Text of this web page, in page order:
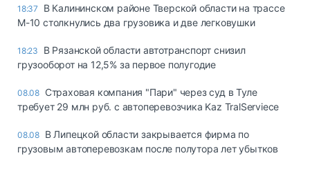
18:37
В Калининском районе Тверской области на трассе
М-10 столкнулись два грузовика и две легковушки
18:23
В Рязанской области автотранспорт снизил
грузооборот на 12,5% за первое полугодие
08.08 Страховая компания "Пари" через суд в Туле
требует 29 млн руб. с автоперевозчика Kaz TralServiece
08.08 В Липецкой области закрывается фирма по
грузовым автоперевозкам после полутора лет убытков